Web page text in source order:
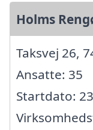
Holms
Taksvej 26,
Ansatte: 35
Startdato: